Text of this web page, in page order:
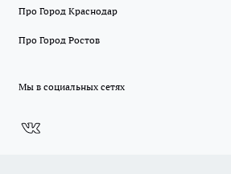
Про Город Краснодар
Про Город Ростов
Мы в социальных сетях